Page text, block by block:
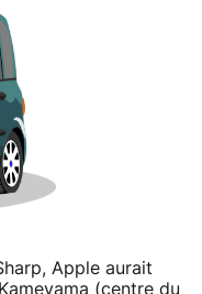
Apple aurait
(centre du